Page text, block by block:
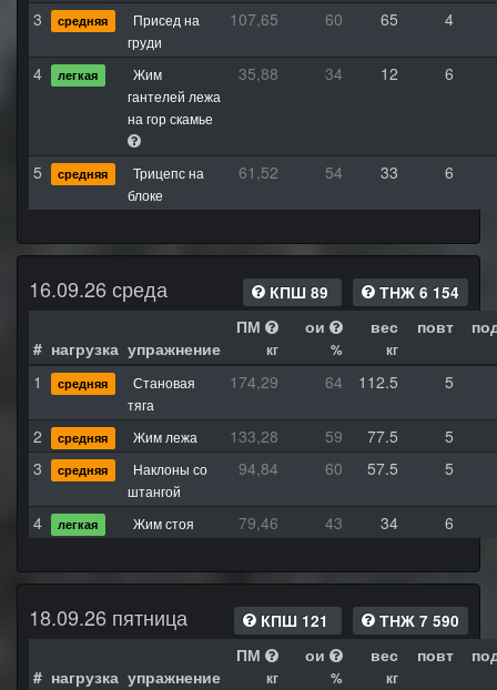
3
средняя
Присед на
груди
107,65 60 65 4
4 легкая
Жим
гантелей лежа
на гор скамье
35,88 34 12 6
5 средняя
Трицепс на
блоке
61,52 54 33 6
16.09.26 среда КПШ 89 ТНЖ 6 154
# нагрузка упражнение
ПМ
кг
ои
%
вес
кг
повт
1 средняя
Становая
тяга
174,29 64 112.5 5
2 средняя Жим лежа 133,28 59 77.5
5
3
средняя
Наклоны со
штангой
94,84 60 57.5 5
4 легкая Жим стоя 79,46 43 34 6
18.09.26 пятница КПШ 121 ТНЖ 7 590
# нагрузка упражнение
ПМ
кг
ои
%
вес
кг
повт